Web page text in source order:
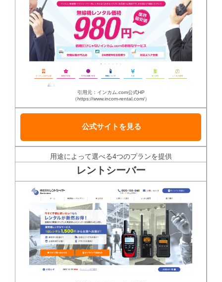
引用元：インカム.com公式HP
（https://www.incom-rental.com/）
公式サイトを見る
用途によって選べる4つのプランを提供
レントシーバー